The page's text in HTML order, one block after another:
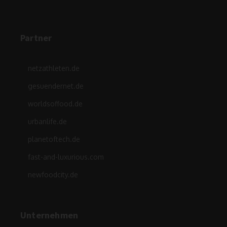
Partner
netzathleten.de
gesuendernet.de
worldsoffood.de
urbanlife.de
planetoftech.de
fast-and-luxurious.com
newfoodcity.de
Unternehmen